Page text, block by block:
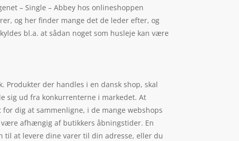
– Single – Abbey hos onlineshoppen
og her finder mange det de leder efter, og
bl.a. at sådan noget som husleje kan være
der handles i en dansk shop, skal
sig ud fra konkurrenterne i markedet. At
dig at sammenligne, i de mange webshops
afhængig af butikkers åbningstider. En
til at levere dine varer til din adresse, eller du